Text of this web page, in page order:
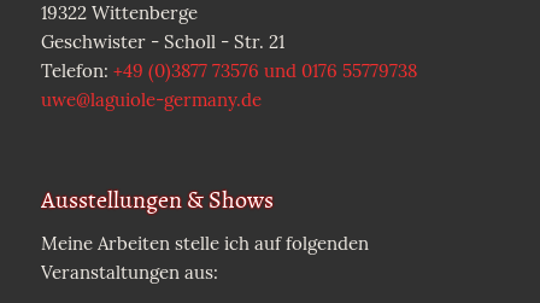
19322 Wittenberge
Geschwister - Scholl - Str. 21
Telefon: +49 (0)3877 73576 und 0176 55779738
uwe@laguiole-germany.de
Ausstellungen & Shows
Meine Arbeiten stelle ich auf folgenden
Veranstaltungen aus: